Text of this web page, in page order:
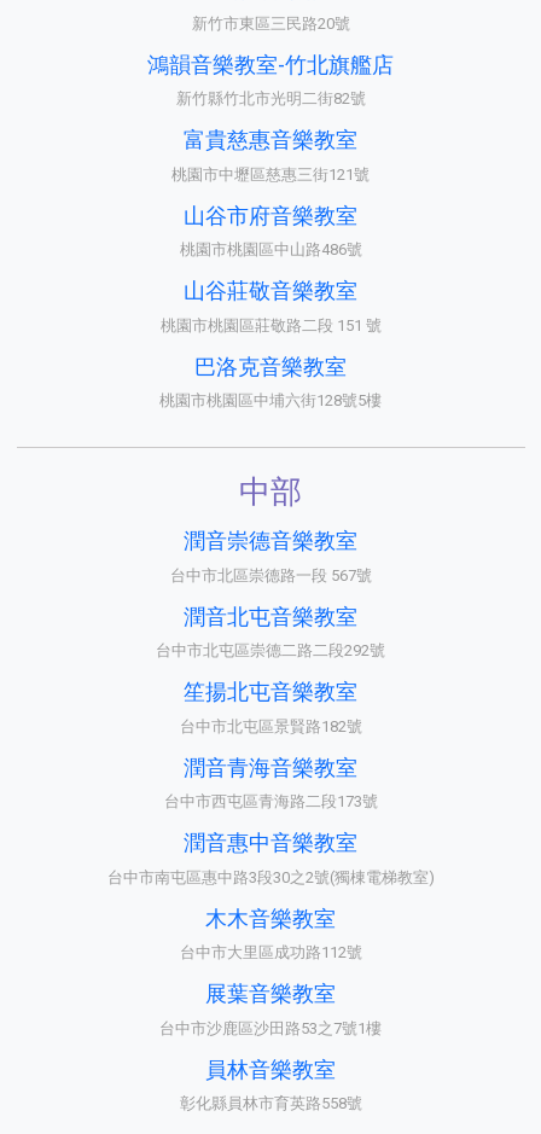
新竹市東區三民路20號
鴻韻音樂教室-竹北旗艦店
新竹縣竹北市光明二街82號
富貴慈惠音樂教室
桃園市中壢區慈惠三街121號
山谷市府音樂教室
桃園市桃園區中山路486號
山谷莊敬音樂教室
桃園市桃園區莊敬路二段 151 號
巴洛克音樂教室
桃園市桃園區中埔六街128號5樓
中部
潤音崇德音樂教室
台中市北區崇德路一段 567號
潤音北屯音樂教室
台中市北屯區崇德二路二段292號
笙揚北屯音樂教室
台中市北屯區景賢路182號
潤音青海音樂教室
台中市西屯區青海路二段173號
潤音惠中音樂教室
台中市南屯區惠中路3段30之2號(獨棟電梯教室)
木木音樂教室
台中市大里區成功路112號
展葉音樂教室
台中市沙鹿區沙田路53之7號1樓
員林音樂教室
彰化縣員林市育英路558號